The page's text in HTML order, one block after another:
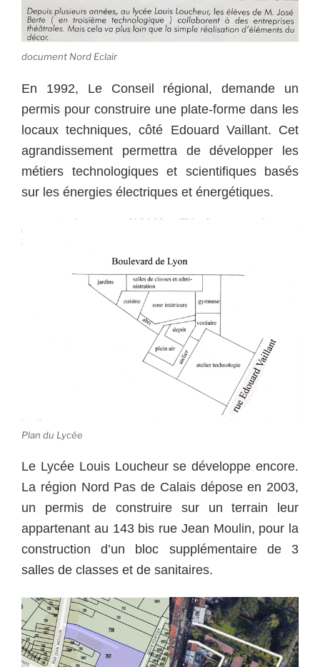
document Nord Eclair
En 1992, Le Conseil régional, demande un
permis pour construire une plate-forme dans les
locaux techniques, côté Edouard Vaillant. Cet
agrandissement permettra de développer les
métiers technologiques et scientifiques basés
sur les énergies électriques et énergétiques.
Plan du Lycée
Le Lycée Louis Loucheur se développe encore.
La région Nord Pas de Calais dépose en 2003,
un permis de construire sur un terrain leur
appartenant au 143 bis rue Jean Moulin, pour la
construction d’un bloc supplémentaire de 3
salles de classes et de sanitaires.